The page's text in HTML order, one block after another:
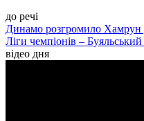
до речі
Динамо розгромило Хамрун
Ліги чемпіонів –
відео дня